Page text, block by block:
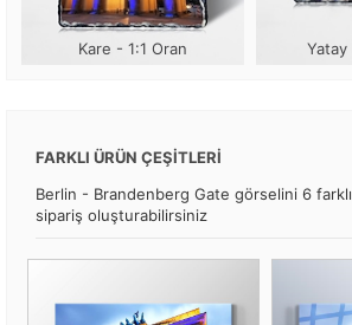
Kare - 1:1 Oran
FARKLI ÜRÜN ÇEŞİTLERİ
Berlin - Brandenberg Gate görselini 6
sipariş oluşturabilirsiniz